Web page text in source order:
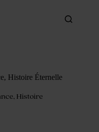
Histoire Éternelle
Histoire